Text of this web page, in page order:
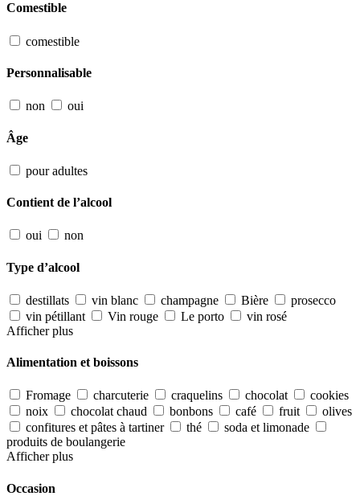
Comestible
comestible
Personnalisable
non oui
Âge
pour adultes
Contient de l’alcool
oui non
Type d’alcool
destillats vin blanc champagne Bière
prosecco
vin pétillant
Vin rouge Le porto
vin rosé
Afficher plus
Alimentation et boissons
Fromage charcuterie craquelins chocolat
cookies
noix
chocolat chaud bonbons café fruit
olives
confitures et pâtes à tartiner
thé
soda et limonade
produits de boulangerie
Afficher plus
Occasion